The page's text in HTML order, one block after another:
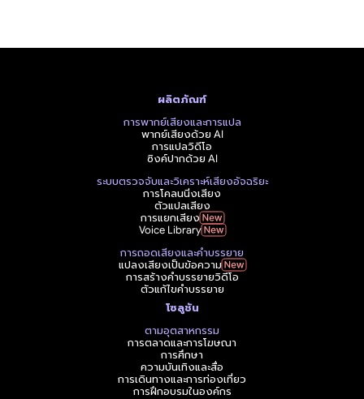
ผลิตภัณฑ์
การพากย์เสียงและการแปล
พากย์เสียงด้วย AI
การแปลวิดีโอ
ซิงค์ปากด้วย AI
ระบบตรวจจับและวิเคราะห์เสียงอัจฉริยะ
การโคลนนิ่งเสียง
ตัวแปลเสียง
การแยกเสียง
Voice Library
การถอดเสียงและคำบรรยาย
แปลงเสียงเป็นข้อความ
การสร้างคำบรรยายวิดีโอ
ตัวแก้ไขคำบรรยาย
โซลูชัน
ตามอุตสาหกรรม
การตลาดและการโฆษณา
การศึกษา
ความบันเทิงและสื่อ
การเดินทางและการท่องเที่ยว
การฝึกอบรมในองค์กร